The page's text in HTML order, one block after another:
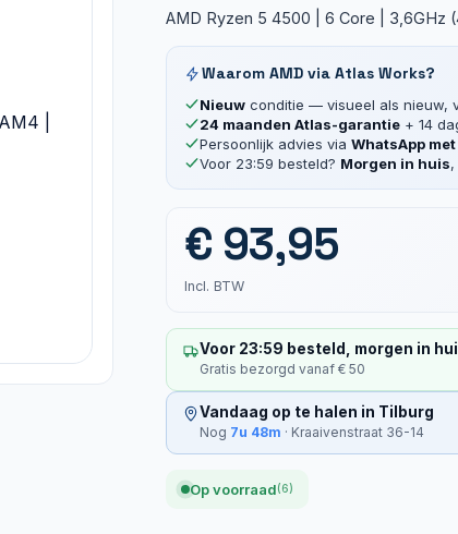
AMD Ryzen 5 4500 | 6 Core | 3,6GHz
Waarom AMD via Atlas Works?
Nieuwconditie — visueel als nieuw,
24 maanden Atlas-garantie+ 14
Persoonlijk advies via WhatsApp
Voor 23:59 besteld? Morgen in huis
€ 93,95
Incl. BTW
Voor 23:59 besteld, morgen in
Gratis bezorgd vanaf € 50
Vandaag op te halen in Tilburg
Nog 7u 48m · Kraaivenstraat 36-14
Op voorraad(6)